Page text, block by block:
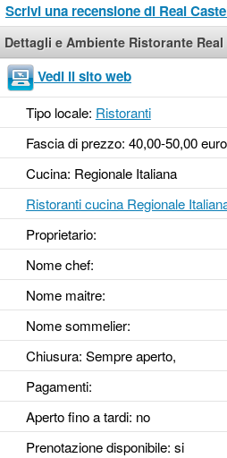
Scrivi una recensione di Real
Dettagli e Ambiente Ristorante Real
Vedi il sito web
Tipo locale: Ristoranti
Fascia di prezzo: 40,00-50,00
Cucina: Regionale Italiana
Ristoranti cucina Regionale
Proprietario:
Nome chef:
Nome maitre:
Nome sommelier:
Chiusura: Sempre aperto,
Pagamenti:
Aperto fino a tardi: no
Prenotazione disponibile: si